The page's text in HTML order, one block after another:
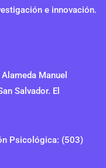
e innovación.
Manuel
Salvador. El
Psicológica: (503)